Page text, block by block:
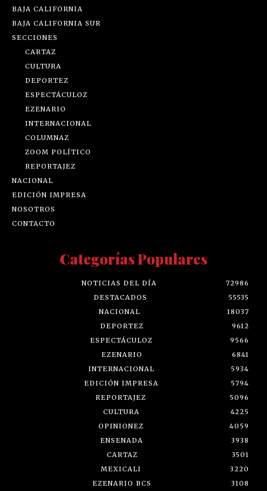
BAJA CALIFORNIA
BAJA CALIFORNIA SUR
SECCIONES
CARTAZ
CULTURA
DEPORTEZ
ESPECTÁCULOZ
EZENARIO
INTERNACIONAL
COLUMNAZ
ZOOM POLÍTICO
REPORTAJEZ
NACIONAL
EDICIÓN IMPRESA
NOSOTROS
CONTACTO
Categorías Populares
NOTICIAS DEL DÍA
72986
DESTACADOS
55535
NACIONAL
18037
DEPORTEZ
9612
ESPECTÁCULOZ
9566
EZENARIO
6841
INTERNACIONAL
5934
EDICIÓN IMPRESA
5794
REPORTAJEZ
5096
CULTURA
4225
OPINIONEZ
4059
ENSENADA
3938
CARTAZ
3501
MEXICALI
3220
EZENARIO BCS
3108